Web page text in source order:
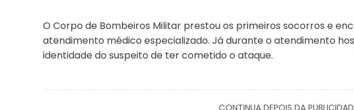
O Corpo de Bombeiros Militar prestou os primeiros socorros e
atendimento médico especializado. Já durante o atendimento
identidade do suspeito de ter cometido o ataque.